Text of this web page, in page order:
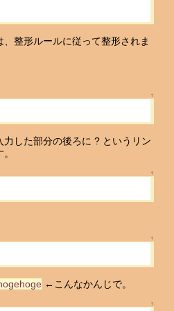
整形ルールに従って整形されま
↑
した部分の後ろに ? というリン
↑
↑
←こんなかんじで。
↑